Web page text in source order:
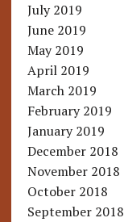
July 2019
June 2019
May 2019
April 2019
March 2019
February 2019
January 2019
December 2018
November 2018
October 2018
September 2018